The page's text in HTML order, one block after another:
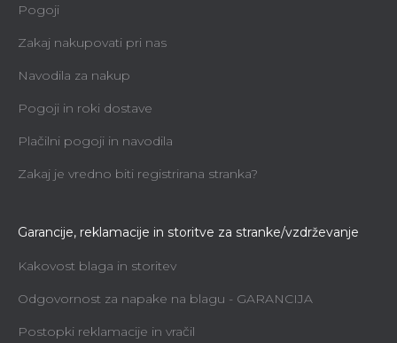
Pogoji
Zakaj nakupovati pri nas
Navodila za nakup
Pogoji in roki dostave
Plačilni pogoji in navodila
Zakaj je vredno biti registrirana stranka?
Garancije, reklamacije in storitve za stranke/vzdrževanje
Kakovost blaga in storitev
Odgovornost za napake na blagu - GARANCIJA
Postopki reklamacije in vračil